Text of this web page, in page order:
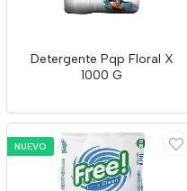
Detergente Pqp Floral X
1000 G
NUEVO